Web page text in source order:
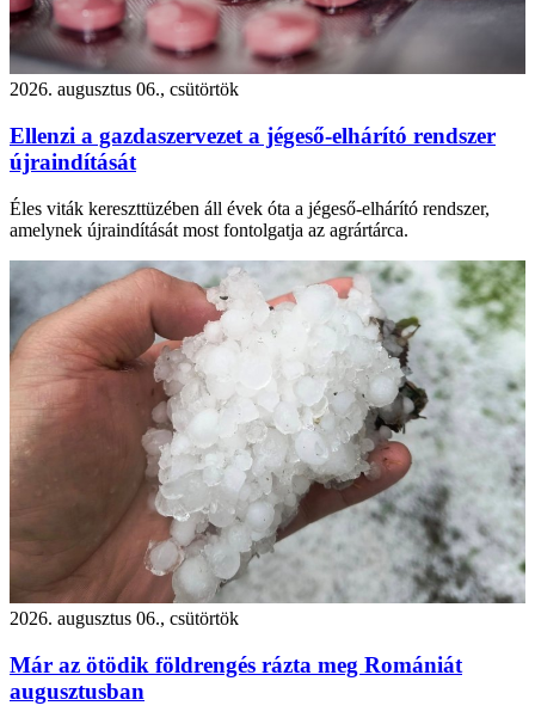
2026. augusztus 06., csütörtök
Ellenzi a gazdaszervezet a jégeső-elhárító rendszer
újraindítását
Éles viták kereszttüzében áll évek óta a jégeső-elhárító rendszer,
amelynek újraindítását most fontolgatja az agrártárca.
2026. augusztus 06., csütörtök
Már az ötödik földrengés rázta meg Romániát
augusztusban